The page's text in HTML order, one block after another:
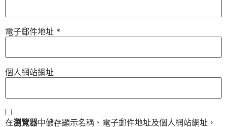
電子郵件地址 *
個人網站網址
在瀏覽器中儲存顯示名稱、電子郵件地址及個人網站網址，